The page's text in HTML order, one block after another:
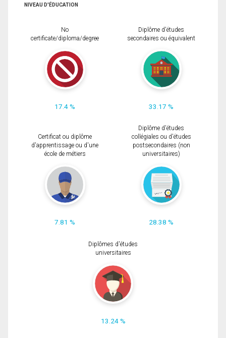
NIVEAU D'ÉDUCATION
No
certificate/diploma/degree
17.4 %
Diplôme d'études
secondaires ou équivalent
33.17 %
Certificat ou diplôme
d'apprentissage ou d'une
école de métiers
7.81 %
Diplôme d'études
collégiales ou d'études
postsecondaires (non
universitaires)
28.38 %
Diplômes d'études
universitaires
13.24 %